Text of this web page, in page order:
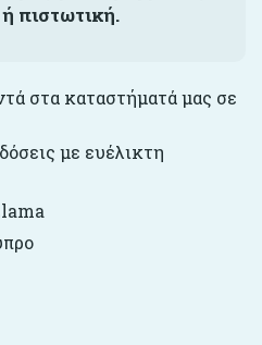
πιστωτική.
στα καταστήματά μας σε
με ευέλικτη